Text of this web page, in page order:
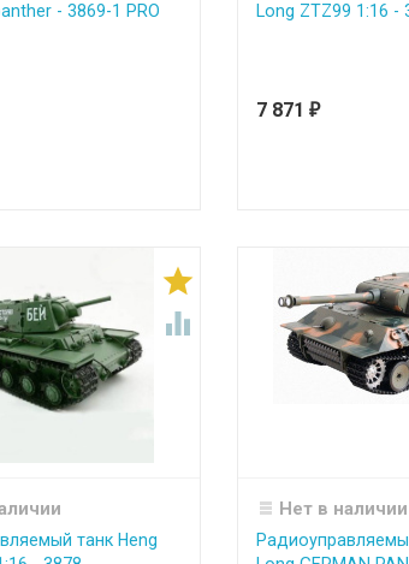
- 3869-1 PRO
Long ZTZ99 1:16 -
7 871 ₽


танк Heng
Нет в наличии